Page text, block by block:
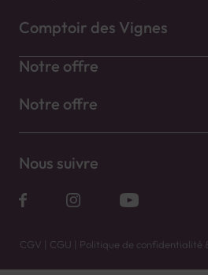
Comptoir des Vignes
Notre offre
Notre offre
Nous suivre
CGV | CGU | Politique de confidentialité